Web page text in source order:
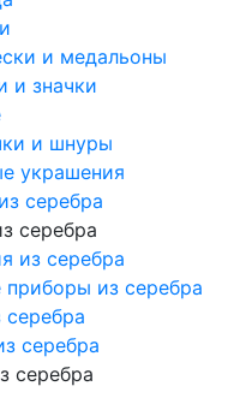
и медальоны
и значки
и шнуры
украшения
серебра
серебра
из серебра
из серебра
серебра
серебра
серебра